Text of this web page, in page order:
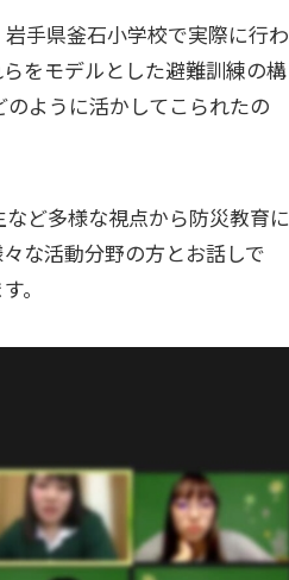
手県釜石小学校で実際に行わ
をモデルとした避難訓練の構
ように活かしてこられたの
ど多様な視点から防災教育に
な活動分野の方とお話しで
。